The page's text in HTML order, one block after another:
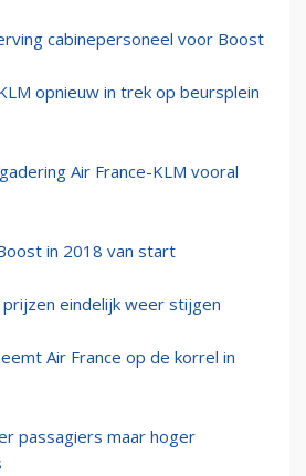
cabinepersoneel voor Boost
opnieuw in trek op beursplein
Air France-KLM vooral
in 2018 van start
eindelijk weer stijgen
Air France op de korrel in
passagiers maar hoger